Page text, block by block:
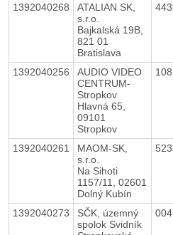
1392040268
ATALIAN SK,
s.r.o.
Bajkalská 19B,
821 01
Bratislava
1392040256
AUDIO VIDEO
CENTRUM-
Stropkov
Hlavná 65,
09101
Stropkov
1392040261
MAOM-SK,
s.r.o.
Na Sihoti
1157/11, 02601
Dolný Kubín
1392040273
SČK, územný
spolok Svidník